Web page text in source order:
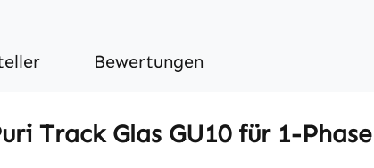
Bewertungen
Track Glas GU10 für 1-